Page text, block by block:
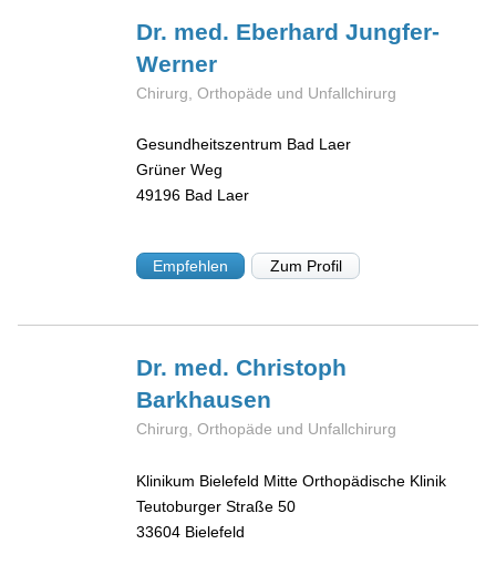
Dr. med. EberhardJungfer-
Werner
Chirurg, Orthopäde und Unfallchirurg
Gesundheitszentrum Bad Laer
Grüner Weg
49196 Bad Laer
Empfehlen Zum Profil
Dr. med. Christoph
Barkhausen
Chirurg, Orthopäde und Unfallchirurg
Klinikum Bielefeld Mitte Orthopädische Klinik
Teutoburger Straße 50
33604 Bielefeld